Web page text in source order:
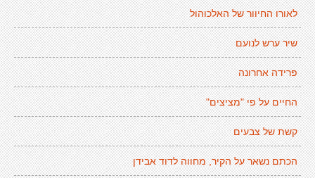
לאורו החיוור של האלכוהול
שיר ערש לנועם
פרידה אחרונה
החיים על פי "מציצים"
קשת של צבעים
הכתם נשאר על הקיר, מחווה לדוד אבידן